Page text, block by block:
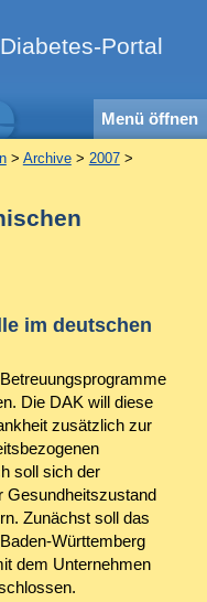
Portal
Menü öffnen
> Archive> 2007>
im deutschen
Die DAK will diese
zusätzlich zur
soll sich der
Gesundheitszustand
Zunächst soll das
Württemberg
dem Unternehmen